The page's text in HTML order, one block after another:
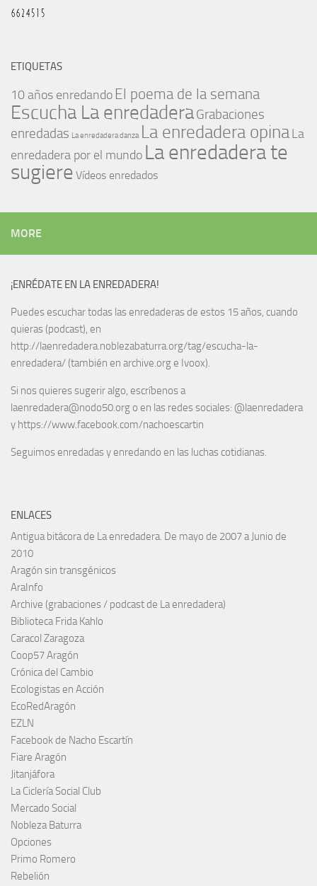
ETIQUETAS
10 años enredando El poema de la semana
Escucha La enredaderaGrabaciones
enredadas La enredadera danza La enredadera opinaLa
enredadera por el mundo La enredadera te
sugiere Vídeos enredados
MORE
¡ENRÉDATE EN LA ENREDADERA!
Puedes escuchar todas las enredaderas de estos 15 años, cuando
quieras (podcast), en
http://laenredadera.noblezabaturra.org/tag/escucha-la-
enredadera/ (también en archive.org e Ivoox).
Si nos quieres sugerir algo, escríbenos a
laenredadera@nodo50.org o en las redes sociales: @laenredadera
y https://www.facebook.com/nachoescartin
Seguimos enredadas y enredando en las luchas cotidianas.
ENLACES
Antigua bitácora de La enredadera. De mayo de 2007 a Junio de
2010
Aragón sin transgénicos
AraInfo
Archive (grabaciones / podcast de La enredadera)
Biblioteca Frida Kahlo
Caracol Zaragoza
Coop57 Aragón
Crónica del Cambio
Ecologistas en Acción
EcoRedAragón
EZLN
Facebook de Nacho Escartín
Fiare Aragón
Jitanjáfora
La Ciclería Social Club
Mercado Social
Nobleza Baturra
Opciones
Primo Romero
Rebelión